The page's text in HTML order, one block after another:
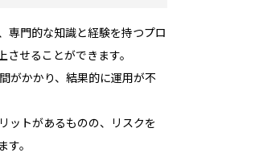
専門的な知識と経験を持つプロ
せることができます。
がかかり、結果的に運用が不
ットがあるものの、リスクを
。